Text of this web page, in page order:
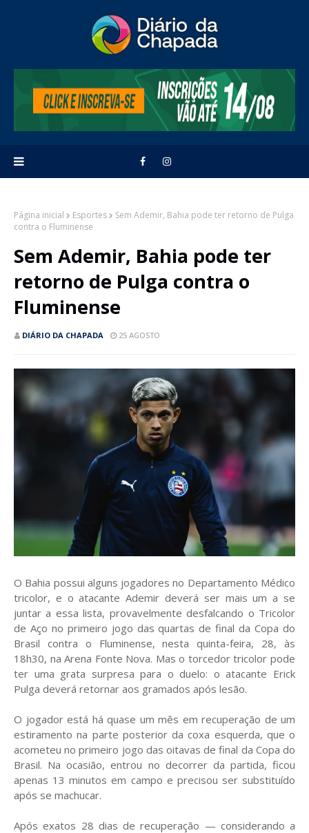
Página inicial Esportes
Sem Ademir, Bahia pode ter retorno de Pulga
contra o Fluminense
Sem Ademir, Bahia pode ter
retorno de Pulga contra o
Fluminense
DIÁRIO DA CHAPADA 25 AGOSTO
O Bahia possui alguns jogadores no Departamento Médico
tricolor, e o atacante Ademir deverá ser mais um a se
juntar a essa lista, provavelmente desfalcando o Tricolor
de Aço no primeiro jogo das quartas de final da Copa do
Brasil contra o Fluminense, nesta quinta-feira, 28, às
18h30, na Arena Fonte Nova. Mas o torcedor tricolor pode
ter uma grata surpresa para o duelo: o atacante Erick
Pulga deverá retornar aos gramados após lesão.
O jogador está há quase um mês em recuperação de um
estiramento na parte posterior da coxa esquerda, que o
acometeu no primeiro jogo das oitavas de final da Copa do
Brasil. Na ocasião, entrou no decorrer da partida, ficou
apenas 13 minutos em campo e precisou ser substituído
após se machucar.
Após exatos 28 dias de recuperação — considerando a